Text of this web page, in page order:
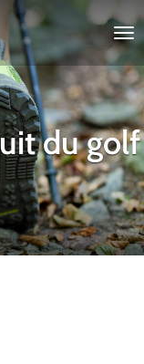
du golf